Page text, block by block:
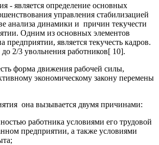
- является определение основных
управления стабилизацией
анализа динамики и причин текучести
Одним из основных элементов
предприятии, является текучесть кадров.
2/3 увольнения работников[ 10].
форма движения рабочей силы,
экономическому закону перемены
она вызывается двумя причинами:
работника условиями его трудовой
предприятии, а также условиями